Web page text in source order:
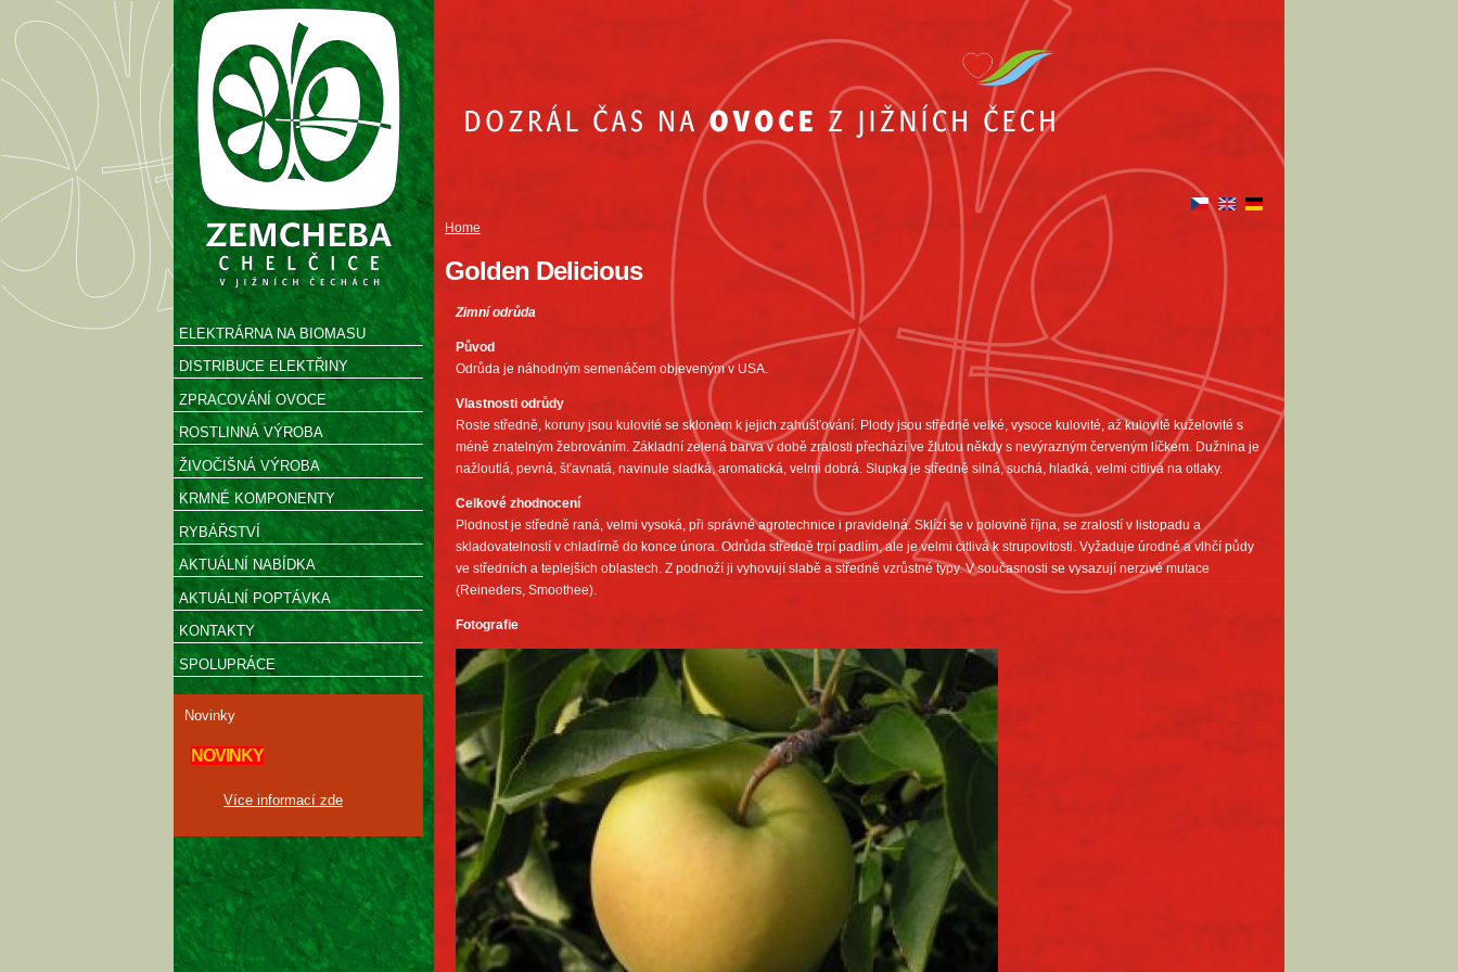
ELEKTRÁRNA NA BIOMASU
DISTRIBUCE ELEKTŘINY
ZPRACOVÁNÍ OVOCE
ROSTLINNÁ VÝROBA
ŽIVOČIŠNÁ VÝROBA
KRMNÉ KOMPONENTY
RYBÁŘSTVÍ
AKTUÁLNÍ NABÍDKA
AKTUÁLNÍ POPTÁVKA
KONTAKTY
SPOLUPRÁCE
Novinky
NOVINKY
Více informací zde
Home
Golden Delicious
Zimní odrůda
Původ
Odrůda je náhodným semenáčem objeveným v USA.
Vlastnosti odrůdy
Roste středně, koruny jsou kulovité se sklonem k jejich zahušťování. Plody jsou středně velké, vysoce kulovité, až kulovitě kuželovité s
méně znatelným žebrováním. Základní zelená barva v době zralosti přechází ve žlutou někdy s nevýrazným červeným líčkem. Dužnina je
nažloutlá, pevná, šťavnatá, navinule sladká, aromatická, velmi dobrá. Slupka je středně silná, suchá, hladká, velmi citlivá na otlaky.
Celkové zhodnocení
Plodnost je středně raná, velmi vysoká, při správné agrotechnice i pravidelná. Sklízí se v polovině října, se zralostí v listopadu a
skladovatelností v chladírně do konce února. Odrůda středně trpí padlím, ale je velmi citlivá k strupovitosti. Vyžaduje úrodné a vlhčí půdy
ve středních a teplejších oblastech. Z podnoží ji vyhovují slabě a středně vzrůstné typy. V současnosti se vysazují nerzivé mutace
(Reineders, Smoothee).
Fotografie